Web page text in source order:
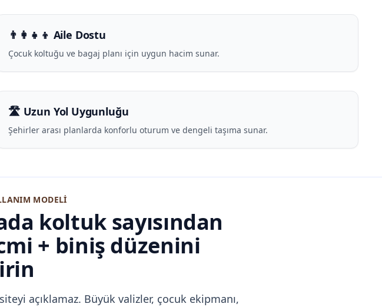
👨‍👩‍👧‍👦 Aile Dostu
Çocuk koltuğu ve bagaj planı için uygun hacim sunar.
🛣️ Uzun Yol Uygunluğu
Şehirler arası planlarda konforlu oturum ve dengeli taşıma sunar.
MODELI
koltuk sayısından
+ biniş düzenini
açıklamaz. Büyük valizler, çocuk ekipmanı,